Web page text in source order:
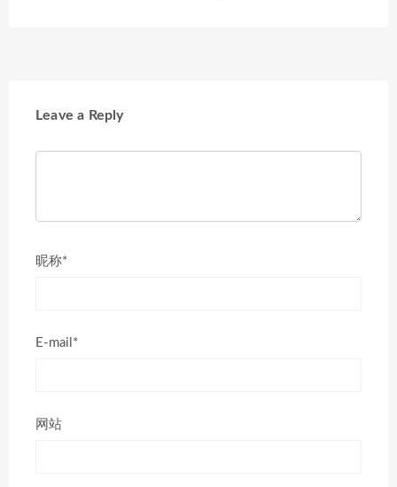
Leave a Reply
昵称*
E-mail*
网站